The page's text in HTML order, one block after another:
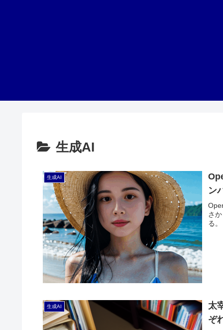
生成AI
生成AI
ン
さ
る。
生成AI
太
ぞ